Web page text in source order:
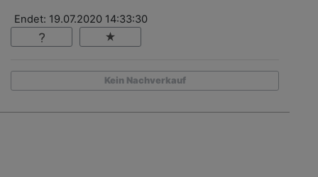
Endet: 19.07.2020 14:33:30
Kein Nachverkauf